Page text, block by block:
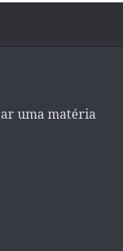
uma matéria